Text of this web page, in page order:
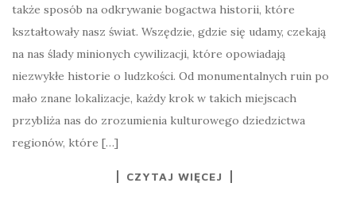
także sposób na odkrywanie bogactwa historii, które
kształtowały nasz świat. Wszędzie, gdzie się udamy, czekają
na nas ślady minionych cywilizacji, które opowiadają
niezwykłe historie o ludzkości. Od monumentalnych ruin po
mało znane lokalizacje, każdy krok w takich miejscach
przybliża nas do zrozumienia kulturowego dziedzictwa
regionów, które […]
CZYTAJ WIĘCEJ